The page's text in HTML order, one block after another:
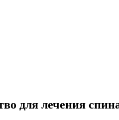
для лечения